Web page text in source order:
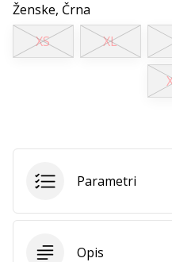
vse
članke
Ženske, Črna
XS
XL
Parametri
Opis